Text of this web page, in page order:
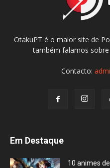
OtakuPT é o maior site de
também falamos
Contacto:
Em Destaque
10 animes